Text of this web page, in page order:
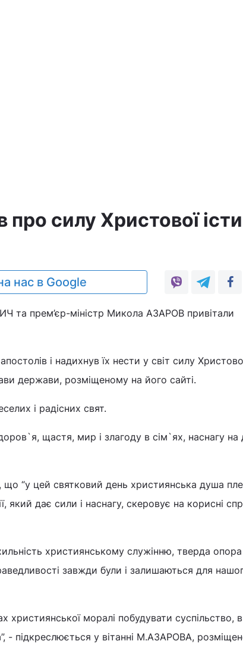
про силу Христової
нас в Google
та прем’єр-міністр Микола АЗАРОВ привітали
і надихнув їх нести у світ силу
держави, розміщеному на його сайті.
і радісних свят.
щастя, мир і злагоду в сім`ях, наснагу на
“у цей святковий день християнська душа
який дає сили і наснагу, скеровує на корисні
християнському служінню, тверда
завжди були і залишаються для
християнської моралі побудувати суспільство, в
- підкреслюється у вітанні М.АЗАРОВА,